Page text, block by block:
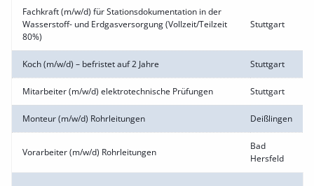
Fachkraft (m/w/d) für Stationsdokumentation in der
Wasserstoff- und Erdgasversorgung (Vollzeit/Teilzeit
80%)
Stuttgart
Koch (m/w/d) – befristet auf 2 Jahre Stuttgart
Mitarbeiter (m/w/d) elektrotechnische Prüfungen Stuttgart
Monteur (m/w/d) Rohrleitungen Deißlingen
Vorarbeiter (m/w/d) Rohrleitungen
Bad
Hersfeld